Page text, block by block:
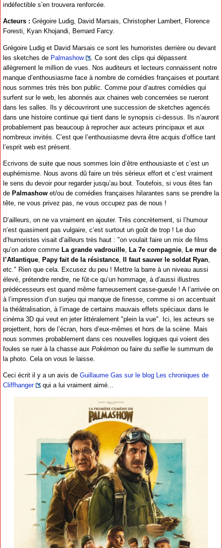
indéfectible s’en trouvera renforcée.
Acteurs : Grégoire Ludig, David Marsais, Christopher Lambert, Florence
Foresti, Kyan Khojandi, Bernard Farcy.
Grégoire Ludig et David Marsais ce sont les humoristes derrière ou devant
les sketches de Palmashow
. Ce sont des clips qui dépassent
allègrement le million de vues. Nos auditeurs et lecteurs connaissent notre
manque d’enthousiasme face à nombre de comédies françaises et pourtant
nous sommes très très bon public. Comme pour d’autres comédies qui
surfent sur le web, les abonnés aux chaines web concernées se rueront
dans les salles. Ils y découvriront une succession de sketches agencés
dans une histoire continue qui tient dans le synopsis ci-dessus. Ils n’auront
probablement pas beaucoup à reprocher aux acteurs principaux et aux
nombreux invités. C’est que l’enthousiasme devra être acquis d’office tant
l’esprit web est présent.
Ecrivons de suite que nous sommes loin d’être enthousiaste et c’est un
euphémisme. Nous avons dû faire un très sérieux effort et c’est vraiment
le sens du devoir pour regarder jusqu’au bout. Toutefois, si vous êtes fan
de Palmashow et/ou de comédies françaises hilarantes sans se prendre la
tête, ne vous privez pas, ne vous occupez pas de nous !
D’ailleurs, on ne va vraiment en ajouter. Très concrètement, si l’humour
n’est quasiment pas vulgaire, c’est surtout un goût de trop ! Le duo
d’humoristes visait d’ailleurs très haut : "on voulait faire un mix de films
qu’on adore comme La grande vadrouille La 7e compagnie Le mur de
l’Atlantique Papy fait de la résistance Il faut sauver le soldat Ryan
etc." Rien que cela. Excusez du peu ! Mettre la barre à un niveau aussi
élevé, prétendre rendre, ne fût-ce qu’un hommage, à d’aussi illustres
prédécesseurs est quand même fameusement casse-gueule ! A l’arrivée on
à l’impression d’un surjeu qui manque de finesse, comme si on accentuait
la théâtralisation, à l’image de certains mauvais effets spéciaux dans le
cinéma 3D qui veut en jeter littéralement "plein la vue". Ici, les acteurs se
projettent, hors de l’écran, hors d’eux-mêmes et hors de la scène. Mais
nous sommes probablement dans ces nouvelles logiques qui voient des
foules se ruer à la chasse aux Pokémon ou faire du selfie le summum de
la photo. Cela on vous le laisse.
Ceci écrit il y a un avis de Guillaume Gas sur le blog Les chroniques de
Cliffhanger
qui a lui vraiment aimé...